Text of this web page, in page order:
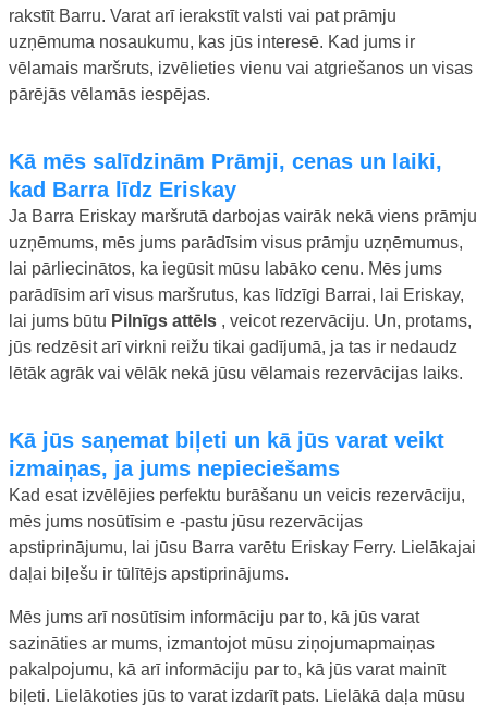
rakstīt Barru. Varat arī ierakstīt valsti vai pat prāmju
uzņēmuma nosaukumu, kas jūs interesē. Kad jums ir
vēlamais maršruts, izvēlieties vienu vai atgriešanos un visas
pārējās vēlamās iespējas.
Kā mēs salīdzinām Prāmji, cenas un laiki,
kad Barra līdz Eriskay
Ja Barra Eriskay maršrutā darbojas vairāk nekā viens prāmju
uzņēmums, mēs jums parādīsim visus prāmju uzņēmumus,
lai pārliecinātos, ka iegūsit mūsu labāko cenu. Mēs jums
parādīsim arī visus maršrutus, kas līdzīgi Barrai, lai Eriskay,
lai jums būtu Pilnīgs attēls , veicot rezervāciju. Un, protams,
jūs redzēsit arī virkni reižu tikai gadījumā, ja tas ir nedaudz
lētāk agrāk vai vēlāk nekā jūsu vēlamais rezervācijas laiks.
Kā jūs saņemat biļeti un kā jūs varat veikt
izmaiņas, ja jums nepieciešams
Kad esat izvēlējies perfektu burāšanu un veicis rezervāciju,
mēs jums nosūtīsim e -pastu jūsu rezervācijas
apstiprinājumu, lai jūsu Barra varētu Eriskay Ferry. Lielākajai
daļai biļešu ir tūlītējs apstiprinājums.
Mēs jums arī nosūtīsim informāciju par to, kā jūs varat
sazināties ar mums, izmantojot mūsu ziņojumapmaiņas
pakalpojumu, kā arī informāciju par to, kā jūs varat mainīt
biļeti. Lielākoties jūs to varat izdarīt pats. Lielākā daļa mūsu